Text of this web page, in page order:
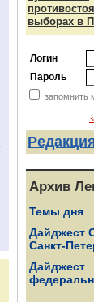
выборах в
Логин
Пароль
запомнить
Архив
Темы дня
Дайджест
Санкт-
Дайджест